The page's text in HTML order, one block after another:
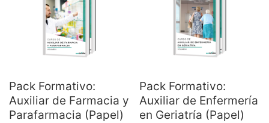
Pack Formativo:
Auxiliar de Farmacia y
Parafarmacia (Papel)
Pack Formativo:
Auxiliar de Enfermería
en Geriatría (Papel)